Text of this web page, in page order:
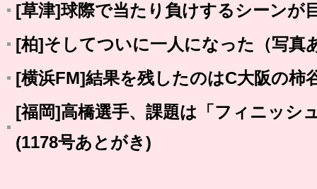
[草津]球際で当たり負けするシーンが
[柏]そしてついに一人になった（写真
[横浜FM]結果を残したのはC大阪の柿
[福岡]高橋選手、課題は「フィニッシ
(1178号あとがき)